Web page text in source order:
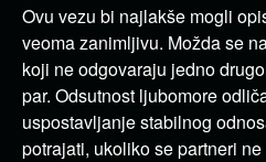
Ovu vezu bi najlakše mogli
veoma zanimljivu. Možda se
koji ne odgovaraju jedno
par. Odsutnost ljubomore
uspostavljanje stabilnog
potrajati, ukoliko se partneri